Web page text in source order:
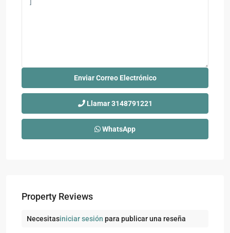
Llamar3148791221
WhatsApp
Property Reviews
Necesitasiniciar sesión para publicar una reseña